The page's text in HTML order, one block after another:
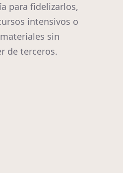
para fidelizarlos,
intensivos o
sin
de terceros.